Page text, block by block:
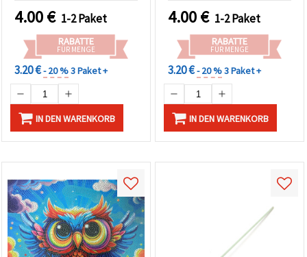
4.00€ 1-2 Paket
RABATTE
FÜR MENGE
3.20 €- 20 %3 Paket +
IN DEN WARENKORB
Tierliebhaber &
Bastelfans MKX17356
4.00€ 1-2 Paket
RABATTE
FÜR MENGE
3.20 €- 20 %3 Paket +
IN DEN WARENKORB